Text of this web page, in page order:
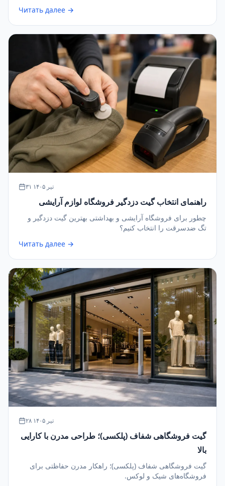
Читать далее →
۳۱ تیر ۱۴۰۵
راهنمای انتخاب گیت دزدگیر فروشگاه لوازم آرایشی
چطور برای فروشگاه آرایشی و بهداشتی بهترین گیت دزدگیر و
تگ ضدسرقت را انتخاب کنیم؟
Читать далее →
۲۸ تیر ۱۴۰۵
گیت فروشگاهی شفاف (پلکسی)؛ طراحی مدرن با کارایی
بالا
گیت فروشگاهی شفاف (پلکسی)؛ راهکار مدرن حفاظتی برای
فروشگاه‌های شیک و لوکس.